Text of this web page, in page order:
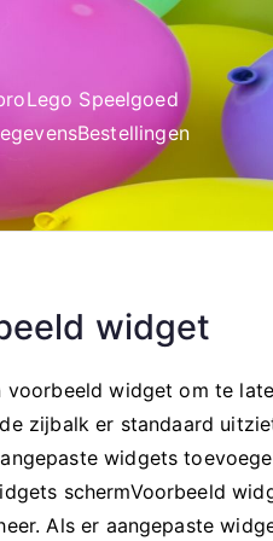
Lego Speelgoed
Bestellingen
widget
voorbeeld widget om te
zijbalk er standaard
widgets
schermVoorbeeld
Als er aangepaste